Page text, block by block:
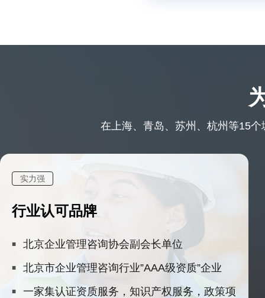
在上海、青岛、苏州、杭州等15
实力强
行业认可品牌
北京企业管理咨询协会副会长单位
北京市企业管理咨询行业”AAA级资质”企业
一家集认证资质服务，知识产权服务，政策项